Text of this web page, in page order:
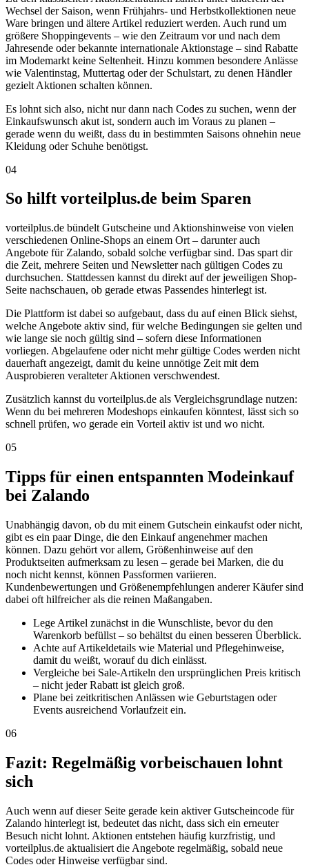
Wechsel der Saison, wenn Frühjahrs- und Herbstkollektionen neue
Ware bringen und ältere Artikel reduziert werden. Auch rund um
größere Shoppingevents – wie den Zeitraum vor und nach dem
Jahresende oder bekannte internationale Aktionstage – sind Rabatte
im Modemarkt keine Seltenheit. Hinzu kommen besondere Anlässe
wie Valentinstag, Muttertag oder der Schulstart, zu denen Händler
gezielt Aktionen schalten können.
Es lohnt sich also, nicht nur dann nach Codes zu suchen, wenn der
Einkaufswunsch akut ist, sondern auch im Voraus zu planen –
gerade wenn du weißt, dass du in bestimmten Saisons ohnehin neue
Kleidung oder Schuhe benötigst.
04
So hilft vorteilplus.de beim Sparen
vorteilplus.de bündelt Gutscheine und Aktionshinweise von vielen
verschiedenen Online-Shops an einem Ort – darunter auch
Angebote für Zalando, sobald solche verfügbar sind. Das spart dir
die Zeit, mehrere Seiten und Newsletter nach gültigen Codes zu
durchsuchen. Stattdessen kannst du direkt auf der jeweiligen Shop-
Seite nachschauen, ob gerade etwas Passendes hinterlegt ist.
Die Plattform ist dabei so aufgebaut, dass du auf einen Blick siehst,
welche Angebote aktiv sind, für welche Bedingungen sie gelten und
wie lange sie noch gültig sind – sofern diese Informationen
vorliegen. Abgelaufene oder nicht mehr gültige Codes werden nicht
dauerhaft angezeigt, damit du keine unnötige Zeit mit dem
Ausprobieren veralteter Aktionen verschwendest.
Zusätzlich kannst du vorteilplus.de als Vergleichsgrundlage nutzen:
Wenn du bei mehreren Modeshops einkaufen könntest, lässt sich so
schnell prüfen, wo gerade ein Vorteil aktiv ist und wo nicht.
05
Tipps für einen entspannten Modeinkauf
bei Zalando
Unabhängig davon, ob du mit einem Gutschein einkaufst oder nicht,
gibt es ein paar Dinge, die den Einkauf angenehmer machen
können. Dazu gehört vor allem, Größenhinweise auf den
Produktseiten aufmerksam zu lesen – gerade bei Marken, die du
noch nicht kennst, können Passformen variieren.
Kundenbewertungen und Größenempfehlungen anderer Käufer sind
dabei oft hilfreicher als die reinen Maßangaben.
Lege Artikel zunächst in die Wunschliste, bevor du den
Warenkorb befüllst – so behältst du einen besseren Überblick.
Achte auf Artikeldetails wie Material und Pflegehinweise,
damit du weißt, worauf du dich einlässt.
Vergleiche bei Sale-Artikeln den ursprünglichen Preis kritisch
– nicht jeder Rabatt ist gleich groß.
Plane bei zeitkritischen Anlässen wie Geburtstagen oder
Events ausreichend Vorlaufzeit ein.
06
Fazit: Regelmäßig vorbeischauen lohnt
sich
Auch wenn auf dieser Seite gerade kein aktiver Gutscheincode für
Zalando hinterlegt ist, bedeutet das nicht, dass sich ein erneuter
Besuch nicht lohnt. Aktionen entstehen häufig kurzfristig, und
vorteilplus.de aktualisiert die Angebote regelmäßig, sobald neue
Codes oder Hinweise verfügbar sind.